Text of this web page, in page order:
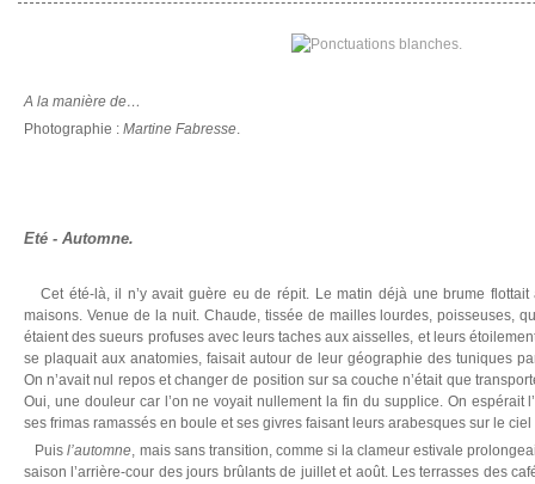
A la manière de…
Photographie : Martine Fabresse.
Eté - Automne.
Cet été-là, il n’y avait guère eu de répit. Le matin déjà une brume flottait
maisons. Venue de la nuit. Chaude, tissée de mailles lourdes, poisseuses,
étaient des sueurs profuses avec leurs taches aux aisselles, et leurs
se plaquait aux anatomies, faisait autour de leur géographie des tuniques
On n’avait nul repos et changer de position sur sa couche n’était que
Oui, une douleur car l’on ne voyait nullement la fin du supplice. On espérait
ses frimas ramassés en boule et ses givres faisant leurs arabesques sur le ciel
Puisl’automne, mais sans transition, comme si la clameur estivale
saison l’arrière-cour des jours brûlants de juillet et août. Les terrasses des